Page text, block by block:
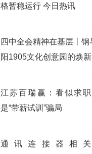
格暂稳运行 今日热讯
四中全会精神在基层丨
阳1905文化创意园的焕
江苏百瑞赢：看似求
是“带薪试训”骗局
通讯连接器相